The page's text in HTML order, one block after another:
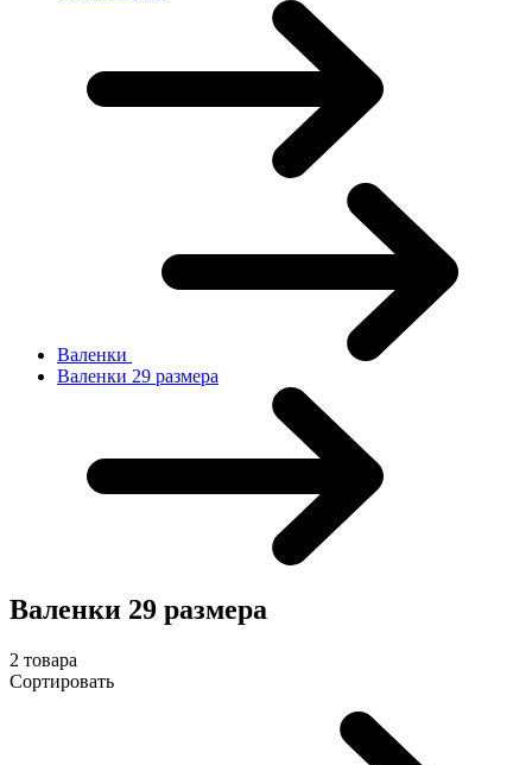
Валенки
Валенки 29 размера
Валенки 29 размера
2 товара
Сортировать